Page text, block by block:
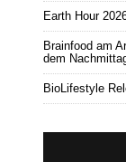
Earth Hour
Brainfood am
dem
BioLifestyle